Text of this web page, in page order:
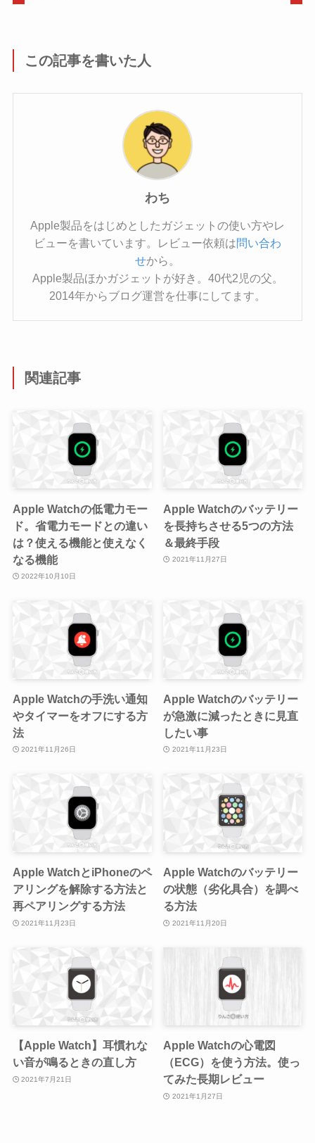
この記事を書いた人
わち
Apple製品をはじめとしたガジェットの使い方やレ
ビューを書いています。レビュー依頼は問い合わ
せから。
Apple製品ほかガジェットが好き。40代2児の父。
2014年からブログ運営を仕事にしてます。
関連記事
Apple Watchの低電力モー
ド。省電力モードとの違い
は？使える機能と使えなく
なる機能
2022年10月10日
Apple Watchのバッテリー
を長持ちさせる5つの方法
＆最終手段
2021年11月27日
Apple Watchの手洗い通知
やタイマーをオフにする方
法
2021年11月26日
Apple Watchのバッテリー
が急激に減ったときに見直
したい事
2021年11月23日
Apple WatchとiPhoneのペ
アリングを解除する方法と
再ペアリングする方法
2021年11月23日
Apple Watchのバッテリー
の状態（劣化具合）を調べ
る方法
2021年11月20日
【Apple Watch】耳慣れな
い音が鳴るときの直し方
2021年7月21日
Apple Watchの心電図
（ECG）を使う方法。使っ
てみた長期レビュー
2021年1月27日